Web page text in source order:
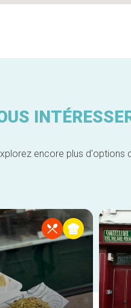
encore plus d'options